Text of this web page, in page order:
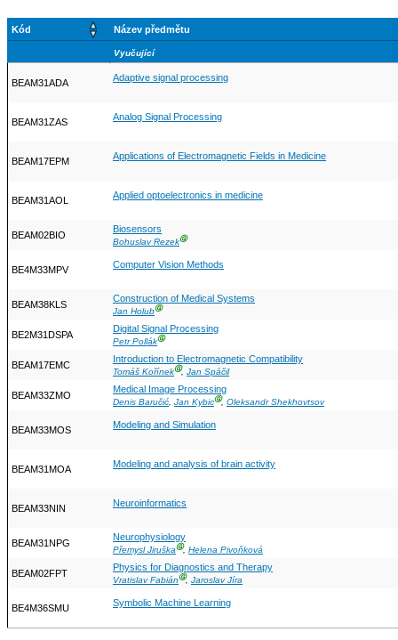
Kód Název předmětu
Vyučující
BEAM31ADA Adaptive signal processing
BEAM31ZAS Analog Signal Processing
BEAM17EPM Applications of Electromagnetic Fields in Medicine
BEAM31AOL Applied optoelectronics in medicine
BEAM02BIO
Biosensors
Bohuslav RezekⒼ
BE4M33MPV Computer Vision Methods
BEAM38KLS
Construction of Medical Systems
Jan HolubⒼ
BE2M31DSPA
Digital Signal Processing
Petr PollákⒼ
BEAM17EMC
Introduction to Electromagnetic Compatibility
Tomáš KořínekⒼ, Jan Spáčil
BEAM33ZMO
Medical Image Processing
Denis Baručić, Jan KybicⒼ, Oleksandr Shekhovtsov
BEAM33MOS Modeling and Simulation
BEAM31MOA Modeling and analysis of brain activity
BEAM33NIN Neuroinformatics
BEAM31NPG
Neurophysiology
Přemysl JiruškaⒼ, Helena Pivoňková
BEAM02FPT
Physics for Diagnostics and Therapy
Vratislav FabiánⒼ, Jaroslav Jíra
BE4M36SMU Symbolic Machine Learning